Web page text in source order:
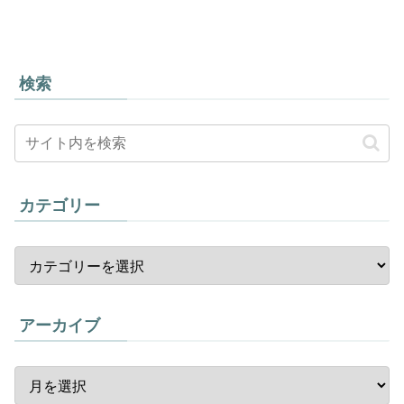
検索
カテゴリー
アーカイブ